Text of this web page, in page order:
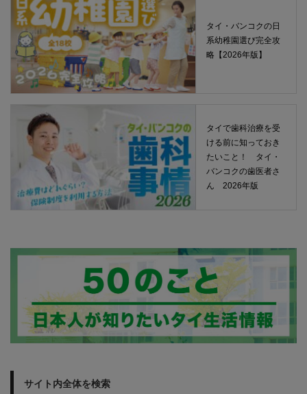
タイ・バンコクの日
系幼稚園選び完全攻
略【2026年版】
タイで歯科治療を受
ける前に知っておき
たいこと！ タイ・
バンコクの歯医者さ
ん 2026年版
サイト内全体を検索